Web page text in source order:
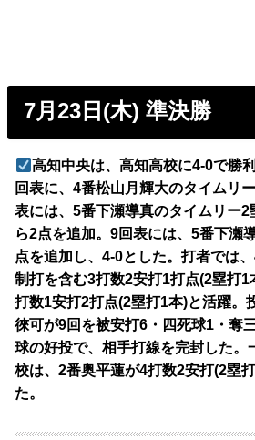
7月23日(木) 準決勝
高知中央は、高知高校に4-0で勝
回表に、4番松山月輝大のタイムリ
表には、5番下瀬導真のタイムリー
ら2点を追加。9回表には、5番下瀬
点を追加し、4-0とした。打者では
制打を含む3打数2安打1打点(2塁打
打数1安打2打点(2塁打1本)と活躍。
徠可が9回を被安打6・四死球1・奪
球の好投で、相手打線を完封した。
校は、2番奥平蓮が4打数2安打(2塁
た。